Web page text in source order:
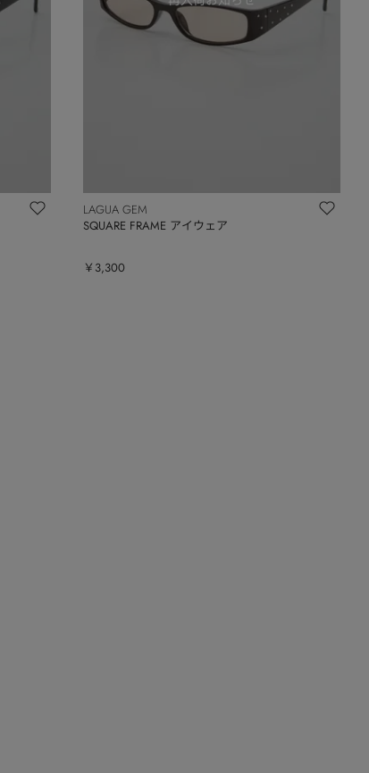
LAGUA GEM
SQUARE FRAME アイウェア
￥3,300